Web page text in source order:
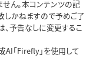
ん。本コンテンツの記
しかねますので予めご了
、予告なしに変更するこ
「Firefly」を使用して